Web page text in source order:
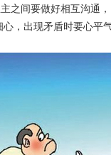
间要做好相互沟通
，出现矛盾时要心平